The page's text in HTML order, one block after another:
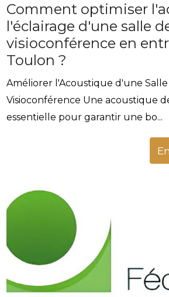
Comment optimiser
l'éclairage d'une salle
visioconférence en
Toulon ?
Améliorer l'Acoustique d'une
Visioconférence Une acoustique
essentielle pour garantir une bo...